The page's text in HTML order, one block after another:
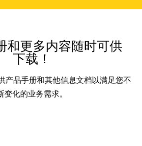
和更多内容随时可供
下载！
产品手册和其他信息文档以满足您不
变化的业务需求。